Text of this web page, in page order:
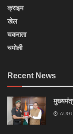
क्राइम
खेल
चकराता
चमोली
Recent News